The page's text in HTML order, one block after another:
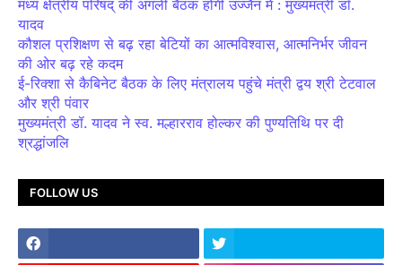
मध्य क्षेत्रीय परिषद् की अगली बैठक होगी उज्जैन में : मुख्यमंत्री डॉ.
यादव
कौशल प्रशिक्षण से बढ़ रहा बेटियों का आत्मविश्वास, आत्मनिर्भर जीवन
की ओर बढ़ रहे कदम
ई-रिक्शा से कैबिनेट बैठक के लिए मंत्रालय पहुंचे मंत्री द्वय श्री टेटवाल
और श्री पंवार
मुख्यमंत्री डॉ. यादव ने स्व. मल्हारराव होल्कर की पुण्यतिथि पर दी
श्रद्धांजलि
FOLLOW US